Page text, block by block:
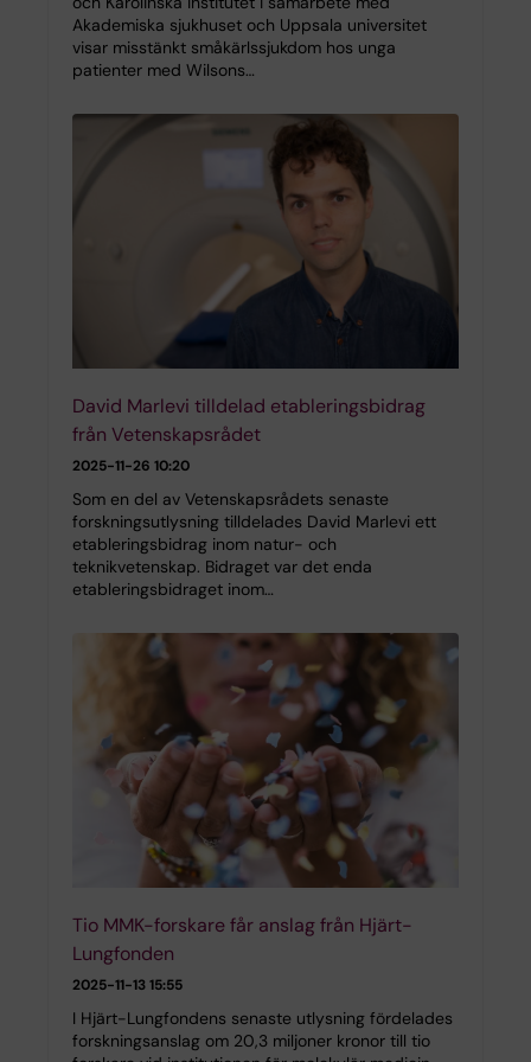
Akademiska sjukhuset och Uppsala universitet
visar misstänkt småkärlssjukdom hos unga
patienter med Wilsons…
David Marlevi tilldelad etableringsbidrag
från Vetenskapsrådet
2025-11-26 10:20
Som en del av Vetenskapsrådets senaste
forskningsutlysning tilldelades David Marlevi ett
etableringsbidrag inom natur- och
teknikvetenskap. Bidraget var det enda
etableringsbidraget inom…
Tio MMK-forskare får anslag från Hjärt-
Lungfonden
2025-11-13 15:55
I Hjärt-Lungfondens senaste utlysning fördelades
forskningsanslag om 20,3 miljoner kronor till tio